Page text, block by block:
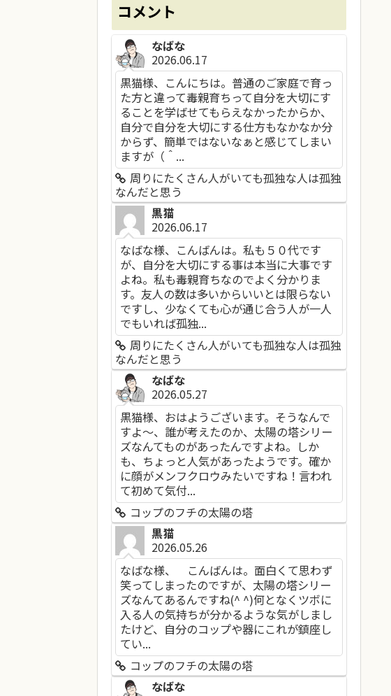
コメント
なばな
2026.06.17
黒猫様、こんにちは。普通のご家庭で育っ
た方と違って毒親育ちって自分を大切にす
ることを学ばせてもらえなかったからか、
自分で自分を大切にする仕方もなかなか分
からず、簡単ではないなぁと感じてしまい
ますが（＾...
周りにたくさん人がいても孤独な人は孤独
なんだと思う
黒猫
2026.06.17
なばな様、こんばんは。私も５０代です
が、自分を大切にする事は本当に大事です
よね。私も毒親育ちなのでよく分かりま
す。友人の数は多いからいいとは限らない
ですし、少なくても心が通じ合う人が一人
でもいれば孤独...
周りにたくさん人がいても孤独な人は孤独
なんだと思う
なばな
2026.05.27
黒猫様、おはようございます。そうなんで
すよ～、誰が考えたのか、太陽の塔シリー
ズなんてものがあったんですよね。しか
も、ちょっと人気があったようです。確か
に顔がメンフクロウみたいですね！言われ
て初めて気付...
コップのフチの太陽の塔
黒猫
2026.05.26
なばな様、 こんばんは。面白くて思わず
笑ってしまったのですが、太陽の塔シリー
ズなんてあるんですね(^ ^)何となくツボに
入る人の気持ちが分かるような気がしまし
たけど、自分のコップや器にこれが鎮座し
てい...
コップのフチの太陽の塔
なばな